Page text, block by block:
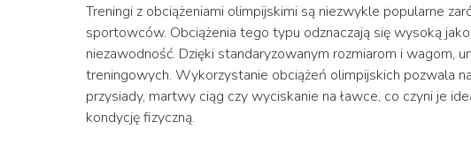
Treningi z obciążeniami olimpijskimi są niezwykle popularne
sportowców. Obciążenia tego typu odznaczają się wysoką
niezawodność. Dzięki standaryzowanym rozmiarom i wagom,
treningowych. Wykorzystanie obciążeń olimpijskich pozwala
przysiady, martwy ciąg czy wyciskanie na ławce, co czyni je
kondycję fizyczną.